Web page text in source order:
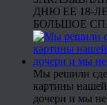
ДНЮ ЕЕ 18-
БОЛЬШОЕ
Мы решили
картины
дочери и мы